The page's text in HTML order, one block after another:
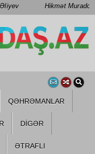
Hikmət Muradov
QƏHRƏMANLAR
DIGƏR
ƏTRAFLI